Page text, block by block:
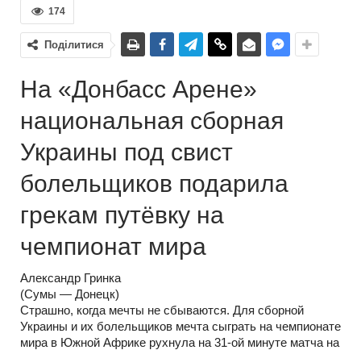
174
Поділитися
На «Донбасс Арене»
национальная сборная
Украины под свист
болельщиков подарила
грекам путёвку на
чемпионат мира
Александр Гринка
(Сумы — Донецк)
Страшно, когда мечты не сбываются. Для сборной
Украины и их болельщиков мечта сыграть на чемпионате
мира в Южной Африке рухнула на 31-ой минуте матча на